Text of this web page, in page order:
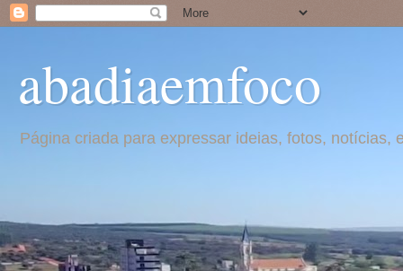
abadiaemfoco
Página criada para expressar ideias, fotos,